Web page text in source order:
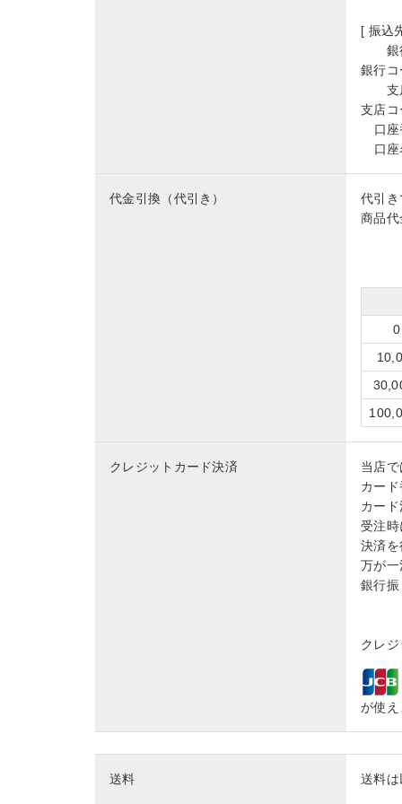
[ 振込
銀
銀行
支
支店
口
口
代金引換（代引き）
代引
商品
クレジットカード決済
当店
カー
カー
受注
決済
万が
銀行
クレ
が使
送料 送料